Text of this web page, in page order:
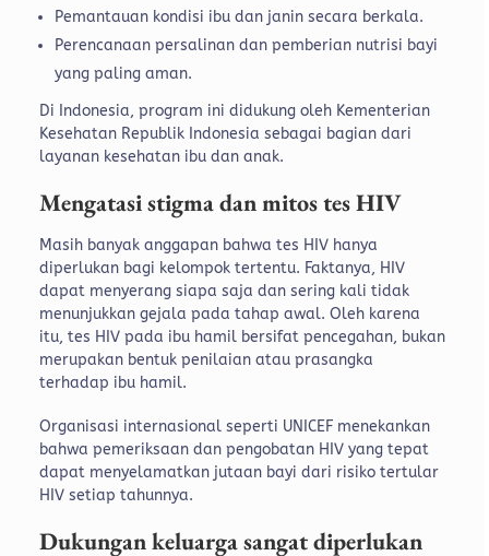
Pemantauan kondisi ibu dan janin secara berkala.
Perencanaan persalinan dan pemberian nutrisi bayi
yang paling aman.
Di Indonesia, program ini didukung oleh Kementerian
Kesehatan Republik Indonesia sebagai bagian dari
layanan kesehatan ibu dan anak.
Mengatasi stigma dan mitos tes HIV
Masih banyak anggapan bahwa tes HIV hanya
diperlukan bagi kelompok tertentu. Faktanya, HIV
dapat menyerang siapa saja dan sering kali tidak
menunjukkan gejala pada tahap awal. Oleh karena
itu, tes HIV pada ibu hamil bersifat pencegahan, bukan
merupakan bentuk penilaian atau prasangka
terhadap ibu hamil.
Organisasi internasional seperti UNICEF menekankan
bahwa pemeriksaan dan pengobatan HIV yang tepat
dapat menyelamatkan jutaan bayi dari risiko tertular
HIV setiap tahunnya.
Dukungan keluarga sangat diperlukan